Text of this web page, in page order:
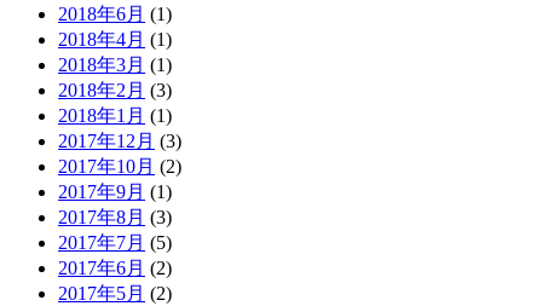
2018年6月 (1)
2018年4月 (1)
2018年3月 (1)
2018年2月 (3)
2018年1月 (1)
2017年12月 (3)
2017年10月 (2)
2017年9月 (1)
2017年8月 (3)
2017年7月 (5)
2017年6月 (2)
2017年5月 (2)